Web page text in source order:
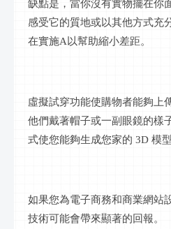
缺點是，當你沒有實物擺在你
感受它的質地或以其他方式充
在實施A以幫助縮小差距。
虛擬試穿功能使購物者能夠上
他們戴著帽子或一副眼鏡的樣
式使您能夠生成您家的 3D 模
如果您為電子商務和商業網站
技術可能會帶來顯著的回報。